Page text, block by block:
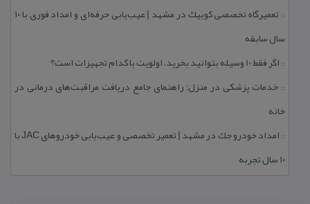
::
تعمیرگاه تخصصی كوییك در مشهد | عیب‌یابی حرفه‌ای و امداد فوری با ۱۰
سال سابقه
:: اگر فقط 10 وسیله بتوانید بخرید، اولویت با كدام تجهیزات است؟
:: خدمات پزشكی در منزل؛ راهنمای جامع دریافت مراقبت‌های درمانی در
خانه
::
امداد خودرو جك در مشهد | تعمیر تخصصی و عیب‌یابی خودروهای JAC با
۱۰ سال تجربه